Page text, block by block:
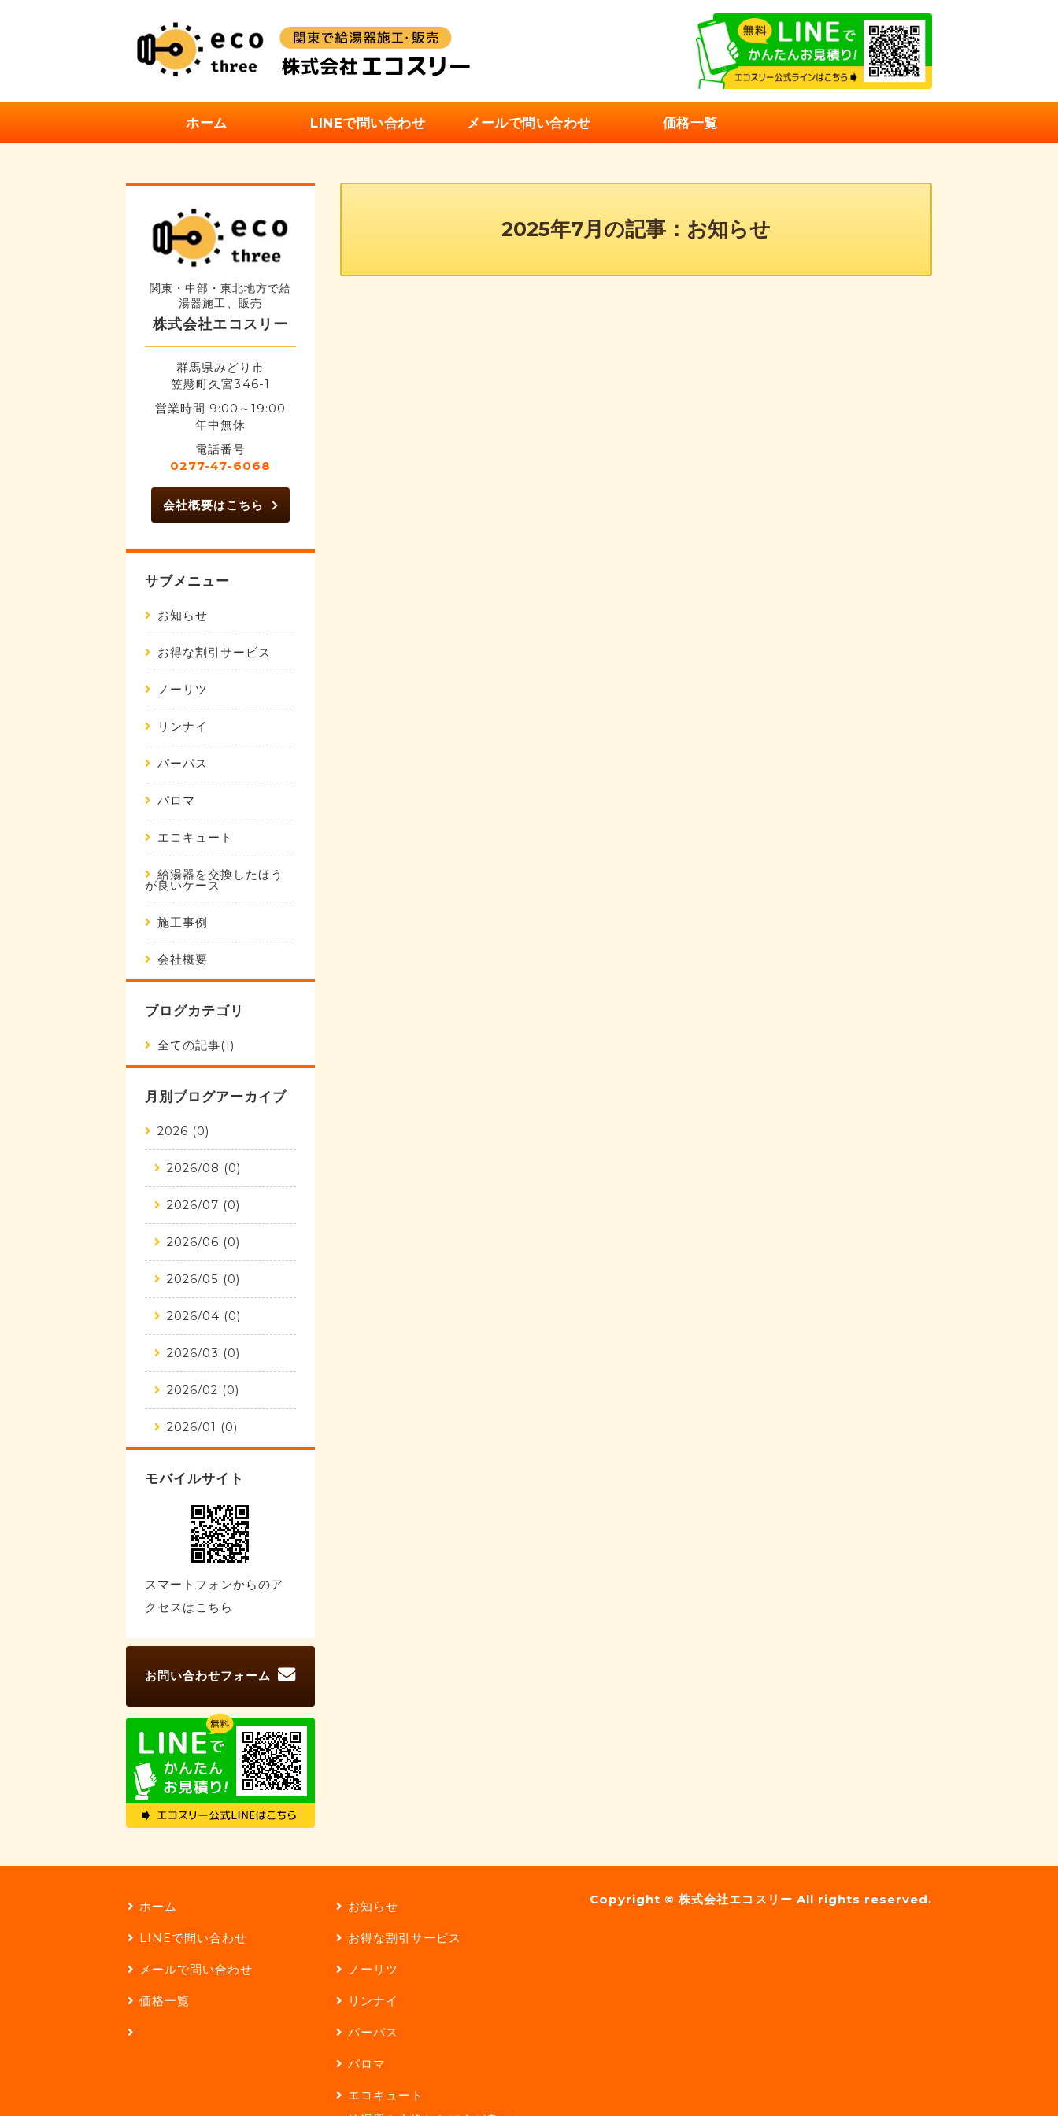
ガス給湯器・エコキュートの販売・
ホーム LINEで問い合わせ メールで問い合わせ 価格一覧
2025年7月の記事：お知らせ
関東・中部・東北地方で給
湯器施工、販売
株式会社エコスリー
群馬県みどり市
笠懸町久宮346-1
営業時間 9:00～19:00
年中無休
電話番号
0277-47-6068
会社概要はこちら
サブメニュー
お知らせ
お得な割引サービス
ノーリツ
リンナイ
パーパス
パロマ
エコキュート
給湯器を交換したほう
が良いケース
施工事例
会社概要
ブログカテゴリ
全ての記事(1)
月別ブログアーカイブ
2026 (0)
2026/08 (0)
2026/07 (0)
2026/06 (0)
2026/05 (0)
2026/04 (0)
2026/03 (0)
2026/02 (0)
2026/01 (0)
モバイルサイト
スマートフォンからのア
クセスはこちら
お問い合わせフォーム
ホーム
LINEで問い合わせ
メールで問い合わせ
価格一覧
お知らせ
お得な割引サービス
ノーリツ
リンナイ
パーパス
パロマ
エコキュート
Copyright ©株式会社エコスリー All rights reserved.